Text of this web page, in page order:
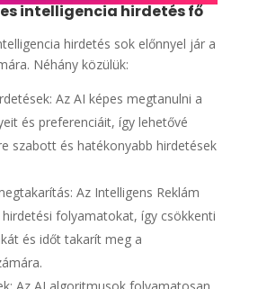
intelligencia hirdetés fő
hirdetés sok előnnyel jár a
Néhány közülük:
Az AI képes megtanulni a
és preferenciáit, így lehetővé
szabott és hatékonyabb hirdetések
Az Intelligens Reklám
folyamatokat, így csökkenti
és időt takarít meg a